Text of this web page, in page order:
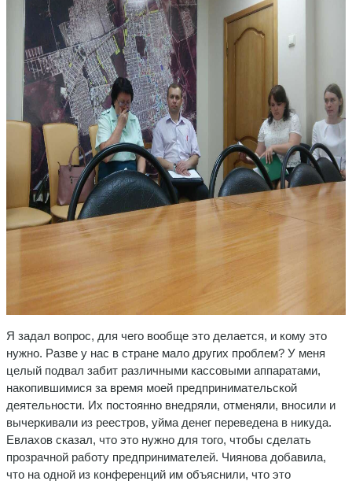
Я задал вопрос, для чего вообще это делается, и кому это
нужно. Разве у нас в стране мало других проблем? У меня
целый подвал забит различными кассовыми аппаратами,
накопившимися за время моей предпринимательской
деятельности. Их постоянно внедряли, отменяли, вносили и
вычеркивали из реестров, уйма денег переведена в никуда.
Евлахов сказал, что это нужно для того, чтобы сделать
прозрачной работу предпринимателей. Чиянова добавила,
что на одной из конференций им объяснили, что это